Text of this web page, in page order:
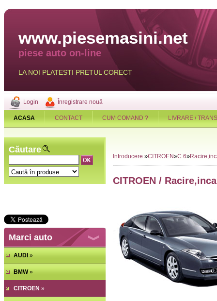
www.piesemasini.net
piese auto on-line
LA NOI PLATESTI PRETUL CORECT
Login Înregistrare nouă
ACASA CONTACT CUM COMAND ? LIVRARE /
Căutare
Marci auto
AUDI »
BMW»
CITROEN »
Introducere »CITROEN»C 6»
CITROEN /